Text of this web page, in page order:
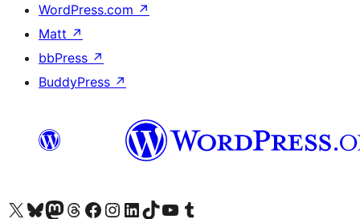
WordPress.com ↗
Matt ↗
bbPress ↗
BuddyPress ↗
Bezoek ons X (voorheen Twitter) account
Bezoek ons Bluesky account
Bezoek ons Mastodon account
Bezoek ons Threads account
Onze Facebook pagina bezoeken
Bezoek ons Instagram account
Bezoek ons LinkedIn account
Bezoek ons TikTok account
Bezoek ons YouTube kanaalBezoek ons Tumblr account